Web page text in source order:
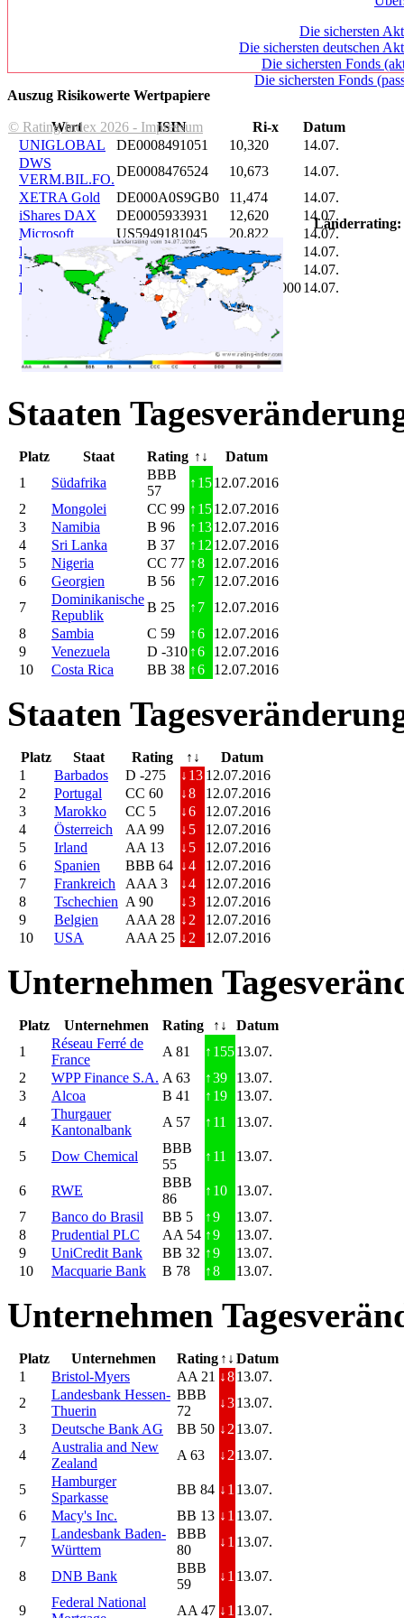
Die sichersten
Die sichersten deutschen
Die sichersten Fonds
Die sichersten Fonds
© Rating Index 2026 - Impressum
Auszug Risikowerte Wertpapiere
Wert ISIN Ri-x
Datum
UNIGLOBAL
DE0008491051 10,320
14.07.
DWS
VERM.BIL.FO.
DE0008476524 10,673
14.07.
XETRA Gold
DE000A0S9GB0 11,474
14.07.
iShares DAX
DE0005933931 12,620
14.07.
Microsoft
US5949181045 20,822
14.07.
DAIMLER
DE0007100000 46,047
14.07.
Brent Oil
DE000A0KRKM571,382
14.07.
Bitcoin
BITCOIN 185.899,00014.07.
Länderrating:
Staaten
Platz Staat Rating ↑↓
Datum
1
Südafrika
BBB
57
↑ 1512.07.2016
2
Mongolei CC 99 ↑ 1512.07.2016
3
Namibia B 96 ↑ 1312.07.2016
4
Sri Lanka B 37 ↑ 12 12.07.2016
5
Nigeria CC 77 ↑8
12.07.2016
6
Georgien B 56 ↑ 7
12.07.2016
7
Dominikanische
Republik
B 25 ↑ 7
12.07.2016
8
Sambia C 59 ↑6
12.07.2016
9
Venezuela D -310 ↑6
12.07.2016
10
Costa Rica BB 38 ↑6 12.07.2016
Staaten
Platz Staat Rating ↑↓
Datum
1
Barbados D -275 ↓ 13 12.07.2016
2
Portugal CC 60 ↓8
12.07.2016
3
Marokko CC 5 ↓6
12.07.2016
4
Österreich AA 99 ↓ 5
12.07.2016
5
Irland AA 13 ↓ 5
12.07.2016
6
Spanien BBB 64 ↓4
12.07.2016
7
Frankreich AAA 3 ↓4
12.07.2016
8
Tschechien A 90 ↓3
12.07.2016
9
Belgien AAA 28 ↓ 2
12.07.2016
10
USA AAA 25 ↓ 2 12.07.2016
Unternehmen
Platz Unternehmen Rating ↑↓
Datum
1
Réseau Ferré de
France
A 81 ↑ 15513.07.
2
WPP Finance S.A. A 63 ↑39
13.07.
3
Alcoa B 41 ↑ 19
13.07.
4
Thurgauer
Kantonalbank
A 57 ↑ 11 13.07.
5 Dow Chemical
BBB
55
↑ 11 13.07.
6 RWE
BBB
86
↑ 10
13.07.
7
Banco do Brasil BB 5 ↑9
13.07.
8
Prudential PLC AA 54 ↑9
13.07.
9
UniCredit Bank BB 32 ↑9
13.07.
10
Macquarie Bank B 78 ↑8 13.07.
Unternehmen
Platz Unternehmen Rating ↑↓ Datum
1
Bristol-Myers AA 21 ↓813.07.
2
Landesbank Hessen-
Thuerin
BBB
72
↓313.07.
3
Deutsche Bank AG BB 50 ↓ 2 13.07.
4
Australia and New
Zealand
A 63 ↓ 2 13.07.
5
Hamburger
Sparkasse
BB 84 ↓ 1 13.07.
6
Macy's Inc. BB 13 ↓ 1 13.07.
7
Landesbank Baden-
Württem
BBB
80
↓ 1 13.07.
8 DNB Bank
BBB
59
↓ 1 13.07.
9
Federal National
AA 47 ↓ 1 13.07.